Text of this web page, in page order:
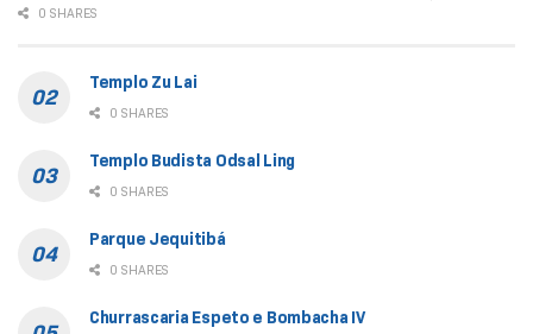
0 SHARES
Templo Zu Lai
0 SHARES
Templo Budista Odsal Ling
0 SHARES
Parque Jequitibá
0 SHARES
Churrascaria Espeto e Bombacha IV